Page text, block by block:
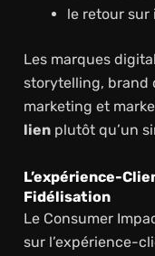
le retour sur
Les marques
storytelling, brand
marketing et
lienplutôt qu’un
L’expérience-
Fidélisation
Le Consumer
sur l’expérience-